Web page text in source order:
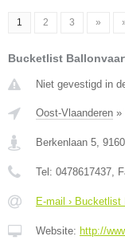
1 2 3 »
Bucketlist
Niet gevestigd in
Oost-Vlaanderen »
Berkenlaan 5, 9160
Tel: 0478617437,
E-mail › Bucketlist
Website: http://